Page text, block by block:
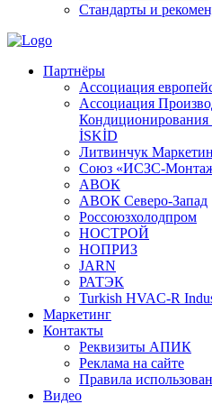
Стандарты и
Партнёры
Ассоциация
Aссоциация
İSKİD
Литвинчук
Союз «ИСЗС-
АВОК
АВОК Северо-Запад
Россоюзхолодпром
НОСТРОЙ
НОПРИЗ
JARN
РАТЭК
Turkish HVAC-R
Маркетинг
Контакты
Реквизиты АПИК
Реклама на сайте
Правила
Видео